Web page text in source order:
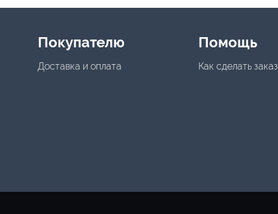
Покупателю
Доставка и оплата
Помощь
Как сделать заказ